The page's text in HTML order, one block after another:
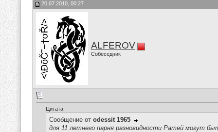
20.07.2010, 00:27
ALFEROV
Собеседник
Цитата:
Сообщение от odessit 1965
для 11 летнего парня разновидности Ратей могут